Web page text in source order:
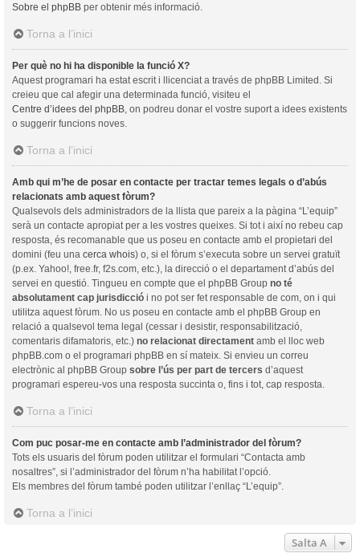
Sobre el phpBB per obtenir més informació.
Torna a l’inici
Per què no hi ha disponible la funció X?
Aquest programari ha estat escrit i llicenciat a través de phpBB Limited. Si
creieu que cal afegir una determinada funció, visiteu el
Centre d’idees del phpBB , on podreu donar el vostre suport a idees existents
o suggerir funcions noves.
Torna a l’inici
Amb qui m’he de posar en contacte per tractar temes legals o d’abús
relacionats amb aquest fòrum?
Qualsevols dels administradors de la llista que pareix a la pàgina “L’equip”
serà un contacte apropiat per a les vostres queixes. Si tot i així no rebeu cap
resposta, és recomanable que us poseu en contacte amb el propietari del
domini (feu una cerca whois) o, si el fòrum s’executa sobre un servei gratuït
(p.ex. Yahoo!, free.fr, f2s.com, etc.), la direcció o el departament d’abús del
servei en questió. Tingueu en compte que el phpBB Group no té
absolutament cap jurisdicció i no pot ser fet responsable de com, on i qui
utilitza aquest fòrum. No us poseu en contacte amb el phpBB Group en
relació a qualsevol tema legal (cessar i desistir, responsabilització,
comentaris difamatoris, etc.) no relacionat directament amb el lloc web
phpBB.com o el programari phpBB en sí mateix. Si envieu un correu
electrònic al phpBB Group sobre l’ús per part de tercers d’aquest
programari espereu-vos una resposta succinta o, fins i tot, cap resposta.
Torna a l’inici
Com puc posar-me en contacte amb l’administrador del fòrum?
Tots els usuaris del fòrum poden utilitzar el formulari “Contacta amb
nosaltres”, si l’administrador del fòrum n’ha habilitat l’opció.
Els membres del fòrum també poden utilitzar l’enllaç “L’equip”.
Torna a l’inici
Salta A